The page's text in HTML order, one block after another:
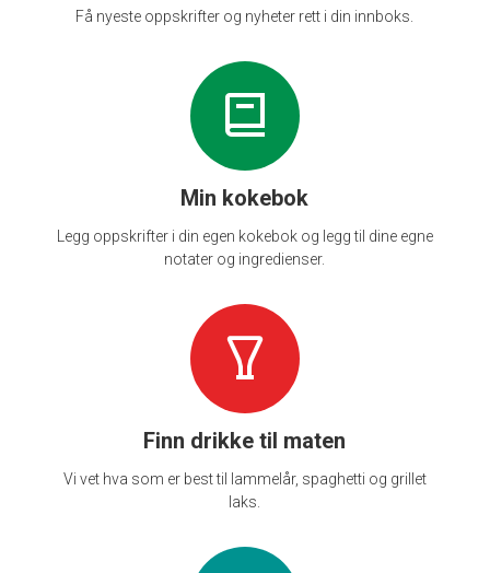
Få nyeste oppskrifter og nyheter rett i din innboks.
Min kokebok
Legg oppskrifter i din egen kokebok og legg til dine egne
notater og ingredienser.
Finn drikke til maten
Vi vet hva som er best til lammelår, spaghetti og grillet
laks.